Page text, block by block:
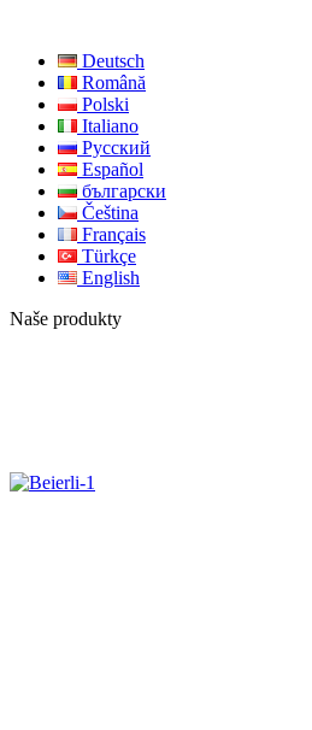
Deutsch
Română
Polski
Italiano
Русский
Español
български
Čeština
Français
Türkçe
English
Naše produkty